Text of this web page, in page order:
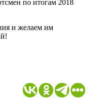
и желаем им